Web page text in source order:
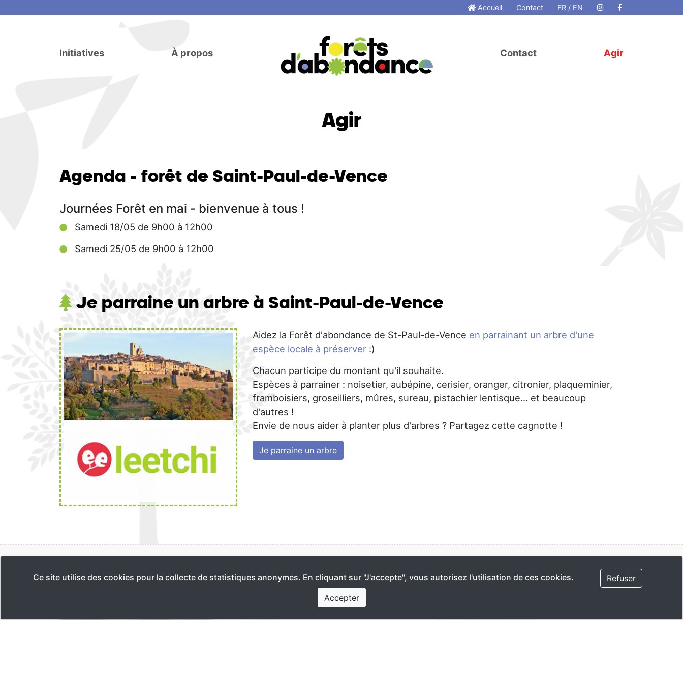
Accueil Contact FR / EN
Initiatives À propos Contact Agir
Agir
Agenda - forêt de Saint-Paul-de-Vence
Journées Forêt en mai - bienvenue à tous !
Samedi 18/05 de 9h00 à 12h00
Samedi 25/05 de 9h00 à 12h00
Je parraine un arbre à Saint-Paul-de-Vence
Aidez la Forêt d'abondance de St-Paul-de-Vence en parrainant un arbre d'une
espèce locale à préserver :)
Chacun participe du montant qu'il souhaite.
Espèces à parrainer : noisetier, aubépine, cerisier, oranger, citronier, plaqueminier,
framboisiers, groseilliers, mûres, sureau, pistachier lentisque... et beaucoup
d'autres !
Envie de nous aider à planter plus d'arbres ? Partagez cette cagnotte !
Je parraine un arbre
Forêts d'abondance
Rem Sud-Ouest Courtine Sainte-
Projets agirrr
Ce site utilise des cookies pour la collecte de statistiques anonymes. En cliquant sur "J'accepte", vous autorisez l'utilisation de ces cookies.
Refuser
Accepter